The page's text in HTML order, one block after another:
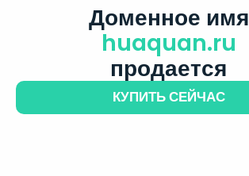
Доменное имя
huaquan.ru
продается
КУПИТЬ СЕЙЧАС